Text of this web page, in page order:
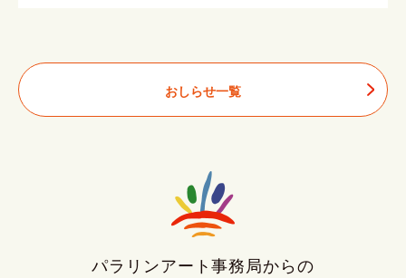
おしらせ一覧
パラリンアート事務局からの